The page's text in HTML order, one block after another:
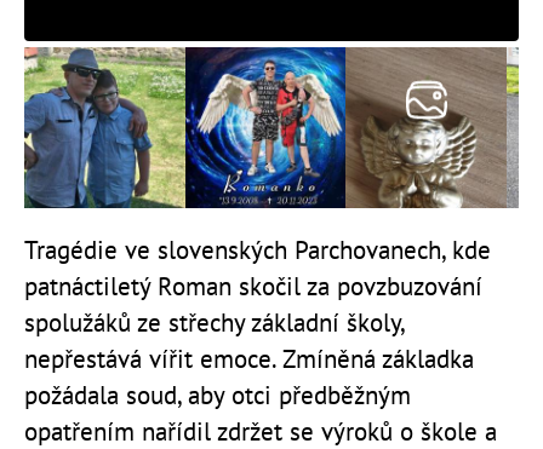
Tragédie ve slovenských Parchovanech, kde
patnáctiletý Roman skočil za povzbuzování
spolužáků ze střechy základní školy,
nepřestává vířit emoce. Zmíněná základka
požádala soud, aby otci předběžným
opatřením nařídil zdržet se výroků o škole a